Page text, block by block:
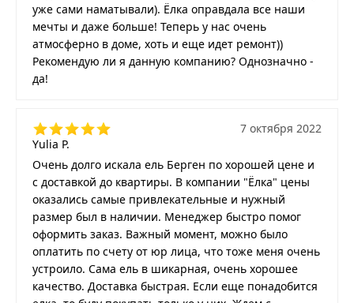
уже сами наматывали). Ёлка оправдала все наши
мечты и даже больше! Теперь у нас очень
атмосферно в доме, хоть и еще идет ремонт))
Рекомендую ли я данную компанию? Однозначно -
да!
Yulia P.
7 октября 2022
Очень долго искала ель Берген по хорошей цене и
с доставкой до квартиры. В компании "Ёлка" цены
оказались самые привлекательные и нужный
размер был в наличии. Менеджер быстро помог
оформить заказ. Важный момент, можно было
оплатить по счету от юр лица, что тоже меня очень
устроило. Сама ель в шикарная, очень хорошее
качество. Доставка быстрая. Если еще понадобится